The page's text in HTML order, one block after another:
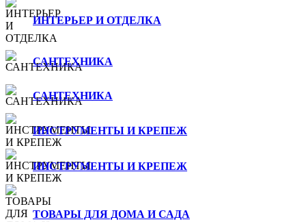
ИНТЕРЬЕР И ОТДЕЛКА
САНТЕХНИКА
САНТЕХНИКА
ИНСТРУМЕНТЫ И КРЕПЕЖ
ИНСТРУМЕНТЫ И КРЕПЕЖ
ТОВАРЫ ДЛЯ ДОМА И САДА